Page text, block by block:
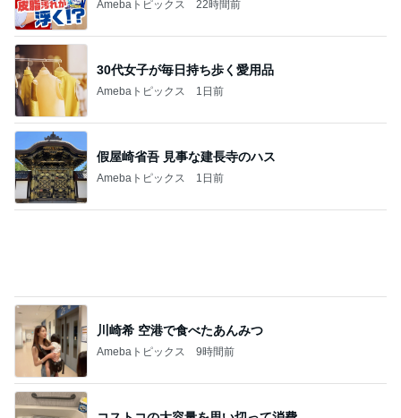
粒度1で挽いた想像を超える細挽き
帰国した友達からの嬉しいお土産